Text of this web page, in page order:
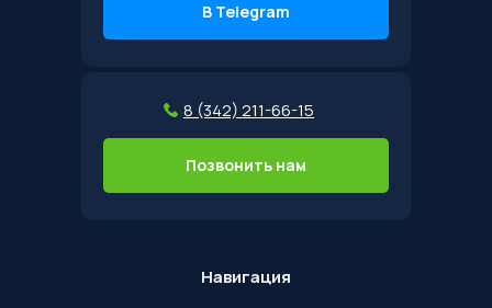
Навигация
В Telegram
8 (342) 211-66-15
Позвонить нам